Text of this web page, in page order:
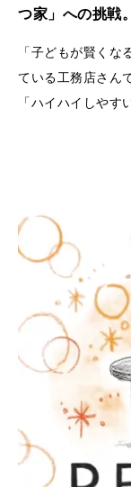
また、商品の魅
納得しながら家
の信頼感も醸成で
終盤では、実際
「住むだけで家族
という価値を物
へ参加してみよ
「お絵かきムービ
つ家」への挑戦
「子どもが賢く
ている工務店さん
「ハイハイしや
世間一般ではま